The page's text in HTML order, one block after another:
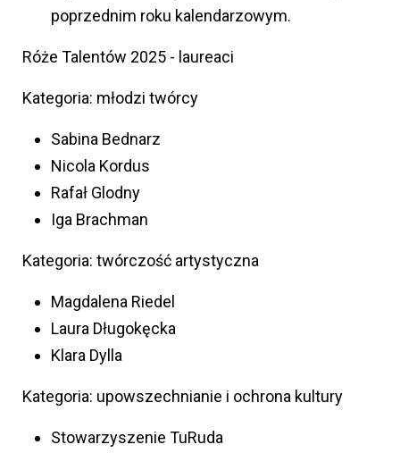
poprzednim roku kalendarzowym.
Róże Talentów 2025 - laureaci
Kategoria: młodzi twórcy
Sabina Bednarz
Nicola Kordus
Rafał Glodny
Iga Brachman
Kategoria: twórczość artystyczna
Magdalena Riedel
Laura Długokęcka
Klara Dylla
Kategoria: upowszechnianie i ochrona kultury
Stowarzyszenie TuRuda